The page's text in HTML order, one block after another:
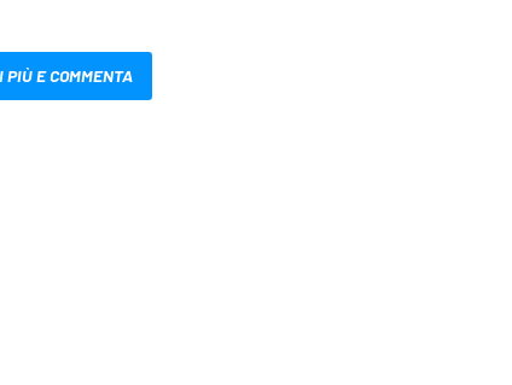
PIÙ E COMMENTA